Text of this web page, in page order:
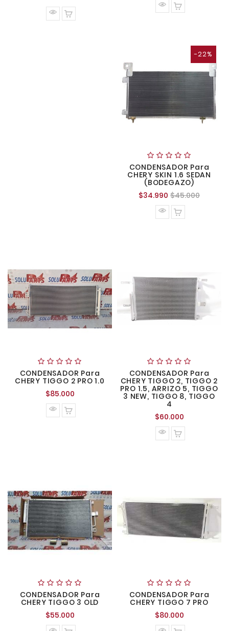
normal
-22%
CONDENSADOR Para
CHERY SKIN 1.6 SEDAN
(BODEGAZO)
$34.990 Precio
normal
$45.000Precio
CONDENSADOR Para
CHERY TIGGO 2 PRO 1.0
$85.000Precio
normal
CONDENSADOR Para
CHERY TIGGO 2, TIGGO 2
PRO 1.5, ARRIZO 5, TIGGO
3 NEW, TIGGO 8, TIGGO
4
$60.000Precio
normal
CONDENSADOR Para
CHERY TIGGO 3 OLD
$55.000Precio
normal
CONDENSADOR Para
CHERY TIGGO 7 PRO
$80.000Precio
normal